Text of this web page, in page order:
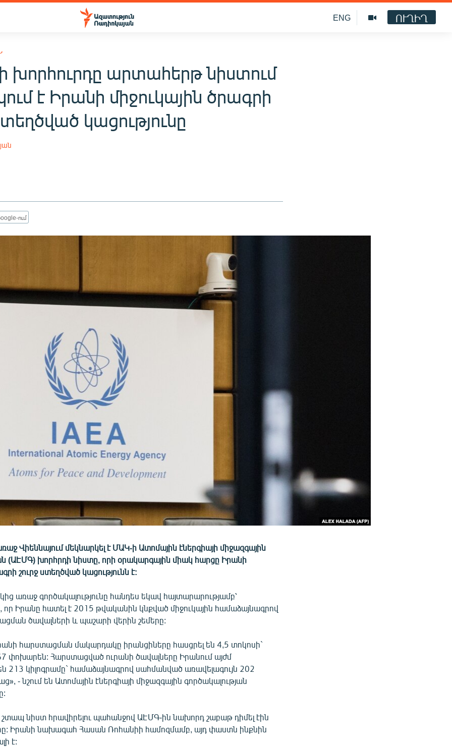
ENG ՈՒՂԻՂ
խորհուրդը արտահերթ նիստում
է Իրանի միջուկային ծրագրի
կացությունը
ում
Վիեննայում մեկնարկել է ՄԱԿ-ի Ատոմային էներգիայի միջազգային
(ԱԷՄԳ) խորհրդի նիստը, որի օրակարգային միակ հարցը Իրանի
շուրջ ստեղծված կացությունն է:
առաջ գործակալությունը հանդես եկավ հայտարարությամբ՝
որ Իրանը հատել է 2015 թվականին կնքված միջուկային համաձայնագրով
ծավալների և պաշարի վերին շեմերը:
հարստացման մակարդակը իրանցիները հասցրել են 4,5 տոկոսի`
փոխարեն: Հարստացված ուրանի ծավալները Իրանում այժմ
213 կիլոգրամը` համաձայնագրով սահմանված առավելագույն 202
- նշում են Ատոմային էներգիայի միջազգային գործակալության
նիստ հրավիրելու պահանջով ԱԷՄԳ-ին նախորդ շաբաթ դիմել էին
Իրանի նախագահ Հասան Ռոհանիի համոզմամբ, այդ փաստն ինքնին
է: